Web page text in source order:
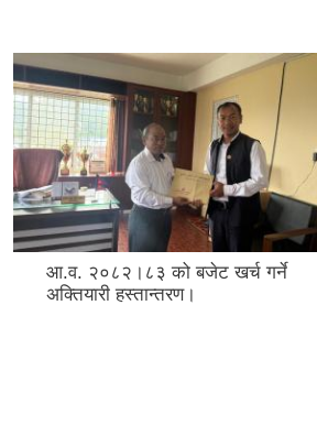
सहिद लखन गाउँपालिकाको आर्थिक वर्ष
२०८१/८२ को वार्षिक समीक्षा कार्यक्रम।